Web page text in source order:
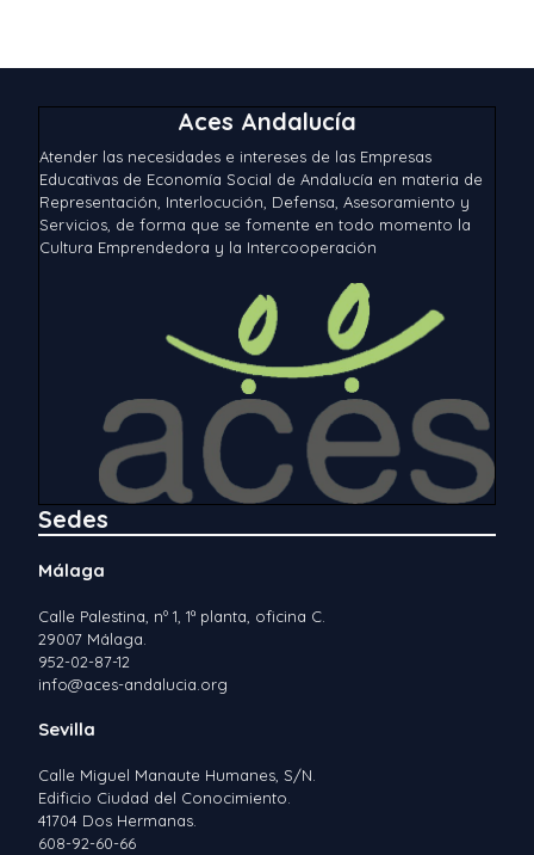
Aces Andalucía
Atender las necesidades e intereses de las Empresas
Educativas de Economía Social de Andalucía en materia de
Representación, Interlocución, Defensa, Asesoramiento y
Servicios, de forma que se fomente en todo momento la
Cultura Emprendedora y la Intercooperación
Sedes
Málaga
Calle Palestina, nº 1, 1ª planta, oficina C.
29007 Málaga.
952-02-87-12
info@aces-andalucia.org
Sevilla
Calle Miguel Manaute Humanes, S/N.
Edificio Ciudad del Conocimiento.
41704 Dos Hermanas.
608-92-60-66